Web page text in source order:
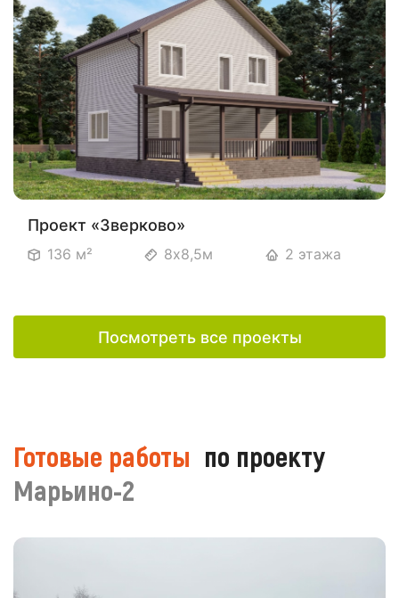
Проект «Зверково»
136 м² 8х8,5м 2 этажа
Посмотреть все проекты
Готовые работы по проекту
Марьино-2